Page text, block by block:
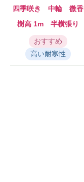
¥
2
,
0
–
¥
四季咲き 中輪 微香
樹高 1m 半横張り
おすすめ
高い耐寒性